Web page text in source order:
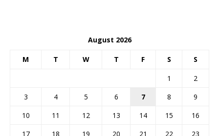
August 2026
M T W T F S S
1
2
3
4 5 6 7 8
9
10
11 12 13 14 15
16
17
18 19 20 21 22
23